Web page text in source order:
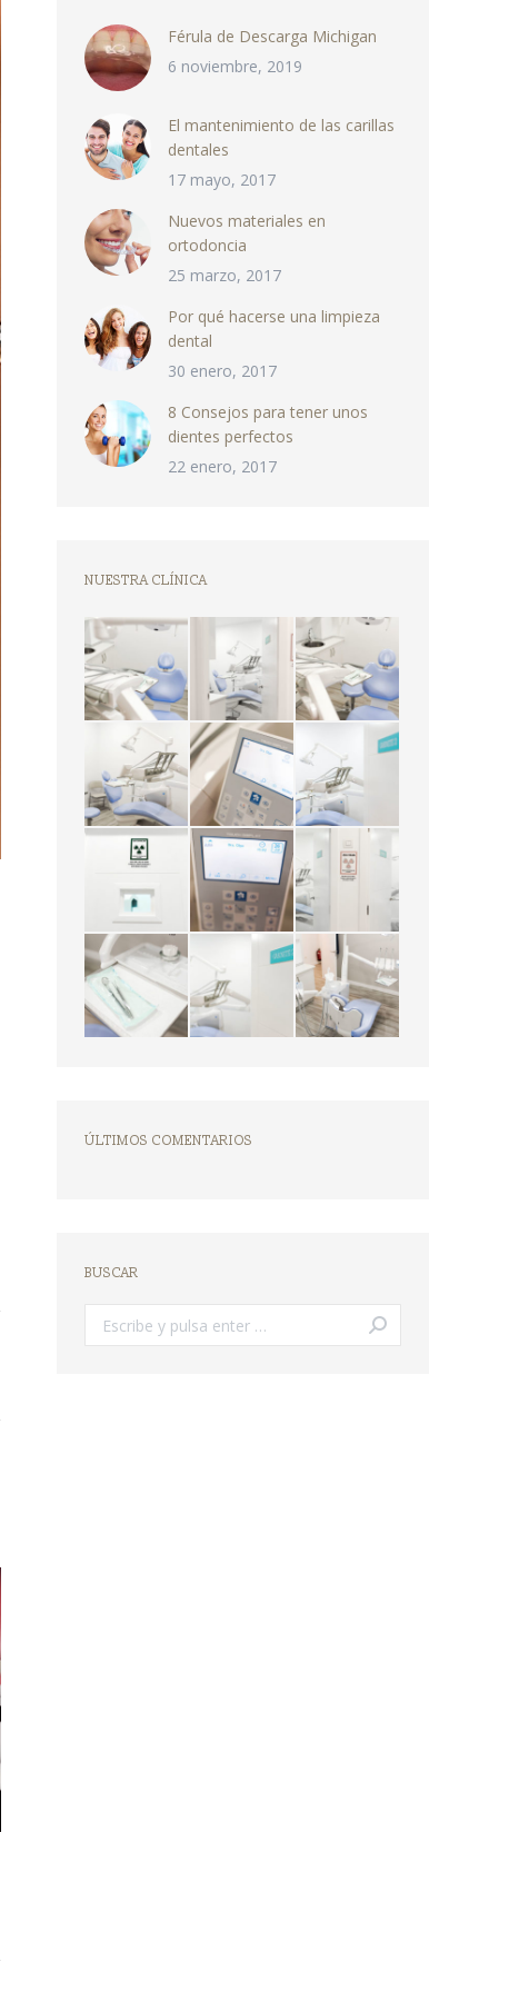
Férula de Descarga Michigan
6 noviembre, 2019
El mantenimiento de las carillas
dentales
17 mayo, 2017
Nuevos materiales en
ortodoncia
25 marzo, 2017
Por qué hacerse una limpieza
dental
30 enero, 2017
8 Consejos para tener unos
dientes perfectos
22 enero, 2017
NUESTRA CLÍNICA
ÚLTIMOS COMENTARIOS
BUSCAR